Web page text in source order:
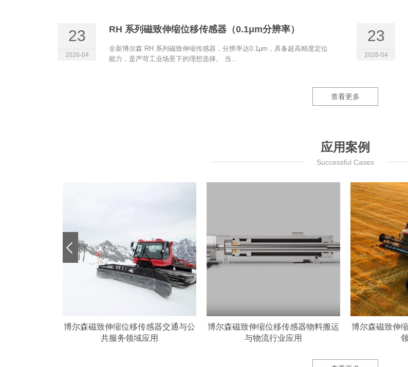
23
2026-04
RH 系列磁致伸缩位移传感器（0.1μm分辨率）
全新博尔森 RH 系列磁致伸缩传感器，分辨率达0.1μm，具备超高精度定位
能力，是严苛工业场景下的理想选择。 当...
23
2026-04
查看更多
应用案例
Successful Cases
博尔森磁致伸缩位移传感器交通与公
共服务领域应用
博尔森磁致伸缩位移传感器物料搬运
与物流行业应用
博尔森磁致伸